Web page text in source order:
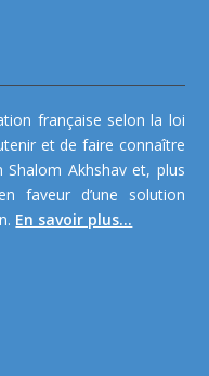
française selon la loi
et de faire connaître
Akhshav et, plus
faveur d’une solution
En savoir plus...